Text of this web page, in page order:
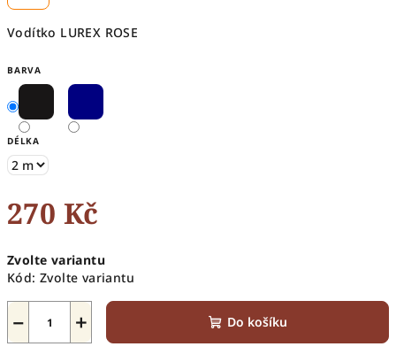
Vodítko LUREX ROSE
BARVA
DÉLKA
270 Kč
cena:
Zvolte variantu
Kód: Zvolte variantu
+
− Do košíku